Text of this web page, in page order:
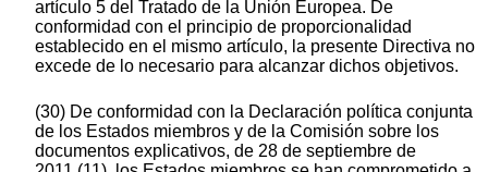
artículo 5 del Tratado de la Unión Europea. De
conformidad con el principio de proporcionalidad
establecido en el mismo artículo, la presente Directiva no
excede de lo necesario para alcanzar dichos objetivos.
(30) De conformidad con la Declaración política conjunta
de los Estados miembros y de la Comisión sobre los
documentos explicativos, de 28 de septiembre de